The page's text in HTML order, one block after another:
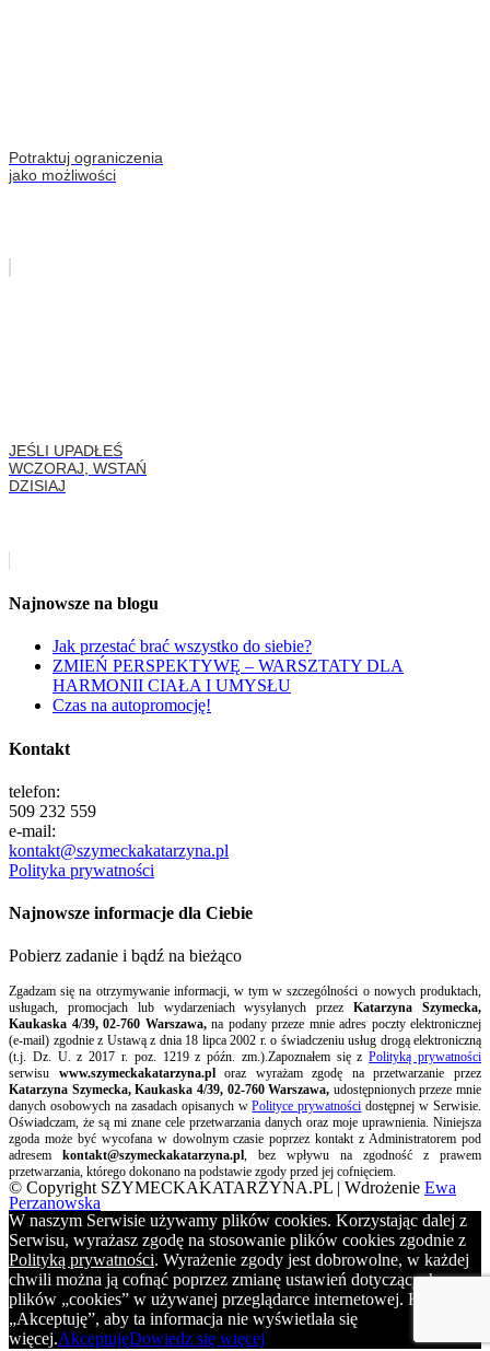
Potraktuj ograniczenia
jako możliwości
JEŚLI UPADŁEŚ
WCZORAJ, WSTAŃ
DZISIAJ
Najnowsze na blogu
Jak przestać brać wszystko do siebie?
ZMIEŃ PERSPEKTYWĘ – WARSZTATY DLA
HARMONII CIAŁA I UMYSŁU
Czas na autopromocję!
Kontakt
telefon:
509 232 559
e-mail:
kontakt@szymeckakatarzyna.pl
Polityka prywatności
Najnowsze informacje dla Ciebie
Pobierz zadanie i bądź na bieżąco
Zgadzam się na otrzymywanie informacji, w tym w szczególności o nowych produktach,
usługach, promocjach lub wydarzeniach wysyłanych przezKatarzyna Szymecka,
Kaukaska 4/39, 02-760 Warszawa, na podany przeze mnie adres poczty elektronicznej
(e-mail) zgodnie z Ustawą z dnia 18 lipca 2002 r. o świadczeniu usług drogą elektroniczną
(t.j. Dz. U. z 2017 r. poz. 1219 z późn. zm.).Zapoznałem się zPolityką prywatności
serwisu www.szymeckakatarzyna.ploraz wyrażam zgodę na przetwarzanie przez
Katarzyna Szymecka, Kaukaska 4/39, 02-760 Warszawa, udostępnionych przeze mnie
danych osobowych na zasadach opisanych wPolityce prywatności dostępnej w Serwisie.
Oświadczam, że są mi znane cele przetwarzania danych oraz moje uprawnienia. Niniejsza
zgoda może być wycofana w dowolnym czasie poprzez kontakt z Administratorem pod
adresem kontakt@szymeckakatarzyna.pl, bez wpływu na zgodność z prawem
przetwarzania, którego dokonano na podstawie zgody przed jej cofnięciem.
© Copyright SZYMECKAKATARZYNA.PL | Wdrożenie Ewa
Perzanowska
W naszym Serwisie używamy plików cookies. Korzystając dalej z
Serwisu, wyrażasz zgodę na stosowanie plików cookies zgodnie z
Polityką prywatności. Wyrażenie zgody jest dobrowolne, w każdej
chwili można ją cofnąć poprzez zmianę ustawień dotyczących
plików „cookies” w używanej przeglądarce internetowej. Kliknij
„Akceptuję”, aby ta informacja nie wyświetlała się
więcej.AkceptujęDowiedz się więcej